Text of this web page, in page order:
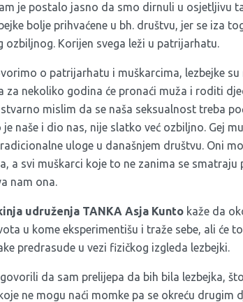
je postalo jasno da smo dirnuli u osjetljivu
bolje prihvaćene u bh. društvu, jer se iza
ozbiljnog. Korijen svega leži u patrijarhatu.
o patrijarhatu i muškarcima, lezbejke su
za nekoliko godina će pronaći muža i roditi
mislim da se naša seksualnost treba
je naše i dio nas, nije slatko već ozbiljno. Gej
uloge u današnjem društvu. Oni
a svi muškarci koje to ne zanima se
nam ona.
udruženja TANKA Asja Kunto kaže da
u kome eksperimentišu i traže sebe, ali će
predrasude u vezi fizičkog izgleda lezbejki.
da sam prelijepa da bih bila lezbejka,
ne mogu naći momke pa se okreću drugim